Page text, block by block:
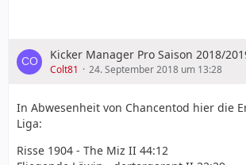
Kicker Manager Pro Saison 2018/
Colt81 24. September 2018 um 13:28
In Abwesenheit von Chancentod hier die
Liga:
Risse 1904 - The Miz II 44:12